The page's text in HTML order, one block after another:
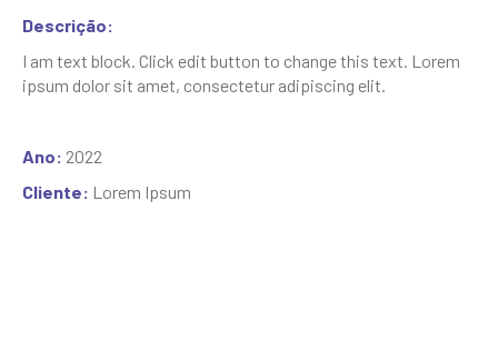
Descrição:
I am text block. Click edit button to change this text. Lorem
ipsum dolor sit amet, consectetur adipiscing elit.
Ano: 2022
Cliente: Lorem Ipsum